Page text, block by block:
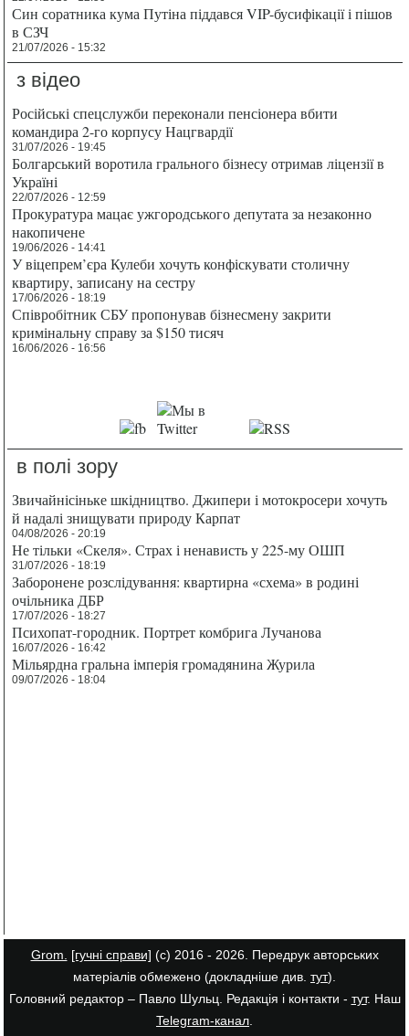
Син соратника кума Путіна піддався VIP-бусифікації і пішов
в СЗЧ
21/07/2026 - 15:32
з відео
Російські спецслужби переконали пенсіонера вбити
командира 2-го корпусу Нацгвардії
31/07/2026 - 19:45
Болгарський воротила грального бізнесу отримав ліцензії в
Україні
22/07/2026 - 12:59
Прокуратура мацає ужгородського депутата за незаконно
накопичене
19/06/2026 - 14:41
У віцепрем’єра Кулеби хочуть конфіскувати столичну
квартиру, записану на сестру
17/06/2026 - 18:19
Співробітник СБУ пропонував бізнесмену закрити
кримінальну справу за $150 тисяч
16/06/2026 - 16:56
в полі зору
Звичайнісіньке шкідництво. Джипери і мотокросери хочуть
й надалі знищувати природу Карпат
04/08/2026 - 20:19
Не тільки «Скеля». Страх і ненависть у 225-му ОШП
31/07/2026 - 18:19
Заборонене розслідування: квартирна «схема» в родині
очільника ДБР
17/07/2026 - 18:27
Психопат-городник. Портрет комбрига Лучанова
16/07/2026 - 16:42
Мільярдна гральна імперія громадянина Журила
09/07/2026 - 18:04
Grom. [гучні справи] (с) 2016 - 2026. Передрук авторських
матеріалів обмежено (докладніше див. тут).
Головний редактор – Павло Шульц. Редакція і контакти - тут. Наш
Telegram-канал